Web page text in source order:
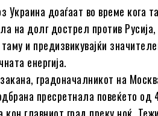
Украина доаѓаат во време кога
на долг дострел против
и предизвикувајќи
енергија.
градоначалникот на
пресретнала повеќето